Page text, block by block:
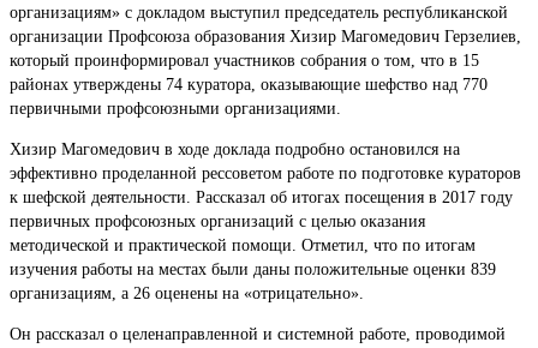
организациям» с докладом выступил председатель республиканской
организации Профсоюза образования Хизир Магомедович Герзелиев,
который проинформировал участников собрания о том, что в 15
районах утверждены 74 куратора, оказывающие шефство над 770
первичными профсоюзными организациями.
Хизир Магомедович в ходе доклада подробно остановился на
эффективно проделанной рессоветом работе по подготовке кураторов
к шефской деятельности. Рассказал об итогах посещения в 2017 году
первичных профсоюзных организаций с целью оказания
методической и практической помощи. Отметил, что по итогам
изучения работы на местах были даны положительные оценки 839
организациям, а 26 оценены на «отрицательно».
Он рассказал о целенаправленной и системной работе, проводимой